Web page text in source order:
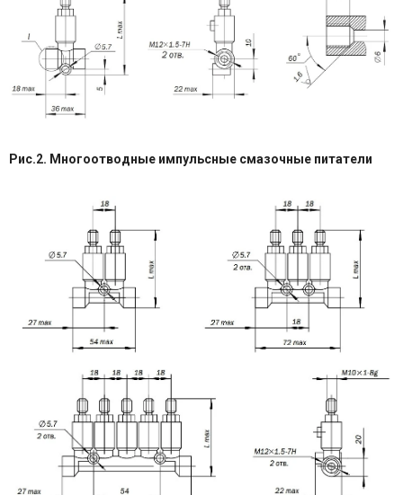
Рис.2. Многоотводные импульсные смазочные питатели